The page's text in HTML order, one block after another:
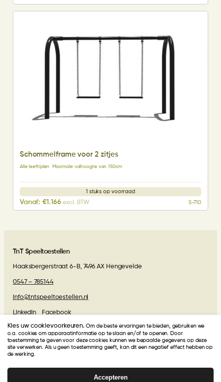
Schommelframe voor 2 zitjes
Alle leeftijden Maximale valhoogte van 150cm
1 stuks op voorraad
Vanaf:€1.166 excl. BTW S-710
TnT Speeltoestellen
Haaksbergerstraat 6-B, 7496 AX Hengevelde
0547 – 785144
info@tntspeeltoestellen.nl
LinkedIn Facebook
Algemene voorwaarden
Beoordelingen van onze klanten
krijgt van onze klanten een
Kies uw cookievoorkeuren. Om de beste ervaringen te bieden, gebruiken we
o.a. cookies om apparaatinformatie op te slaan en/of te openen. Door
toestemming te geven voor deze cookies kunnen we bepaalde gegevens op deze
site verwerken. Als u geen toestemming geeft, kan dit een negatief effect hebben op
de werking.
Accepteren